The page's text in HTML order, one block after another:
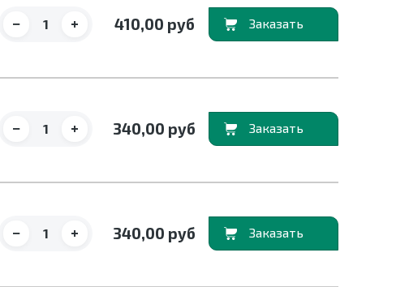
− + 410,00 рубВ корзину
− + 340,00 рубВ корзину
− + 340,00 рубВ корзину